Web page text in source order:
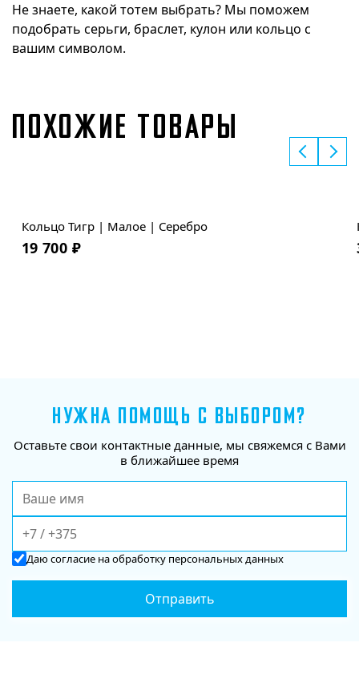
Не знаете, какой тотем выбрать? Мы поможем
подобрать серьги, браслет, кулон или кольцо с
вашим символом.
ПОХОЖИЕ ТОВАРЫ
Кольцо Тигр | Малое | Серебро
19 700 ₽
НУЖНА ПОМОЩЬ С ВЫБОРОМ?
Оставьте свои контактные данные, мы свяжемся с Вами
в ближайшее время
Даюсогласие на обработку персональных данных